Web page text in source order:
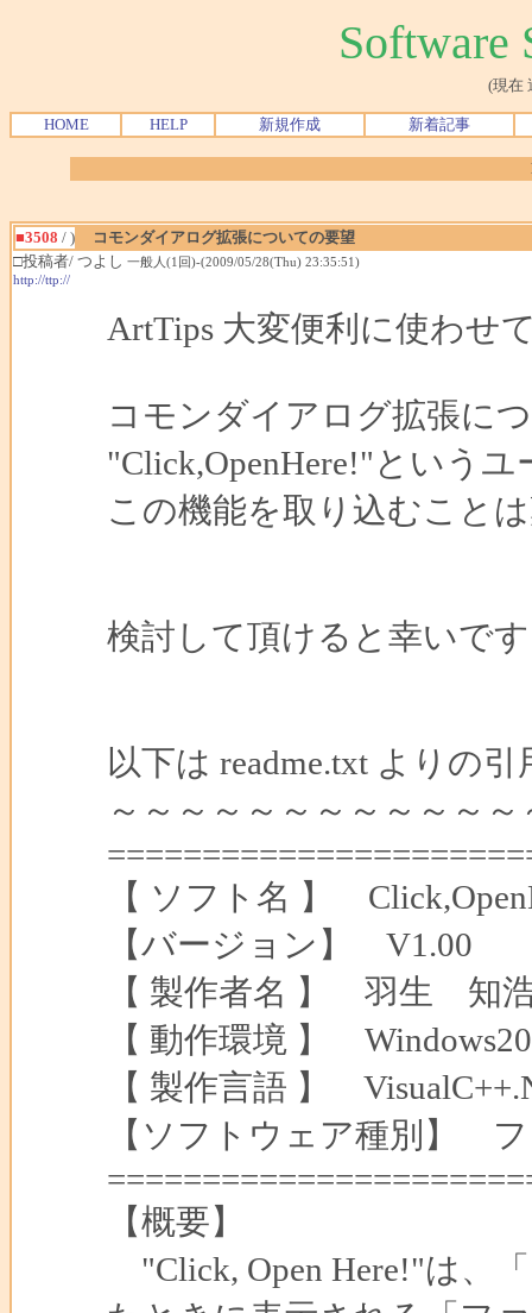
Software
(現在
HOME HELP 新規作成 新着記事
■3508 / )
コモンダイアログ拡張についての要望
□投稿者/ つよし 一般人(1回)-(2009/05/28(Thu) 23:35:51)
http://ttp://
ArtTips 大変便利に使わせ
コモンダイアログ拡張に
"Click,OpenHere!"という
この機能を取り込むこと
検討して頂けると幸いで
以下は readme.txt よりの
～～～～～～～～～～～
【 ソフト名 】
【バージョン】 V1.00
【 製作者名 】 羽生 知浩
【 動作環境 】
【 製作言語 】
【ソフトウェア種別】
【概要】
"Click, Open Here!"は、